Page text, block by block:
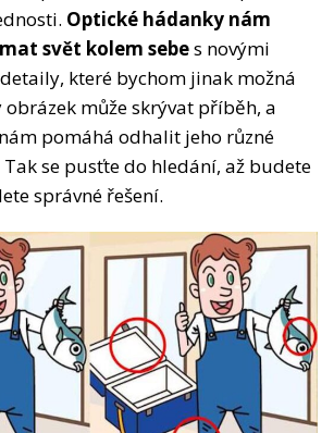
Optické hádanky nám
svět kolem sebes novými
které bychom jinak možná
může skrývat příběh, a
pomáhá odhalit jeho různé
Tak se pusťte do hledání, až budete
správné řešení.